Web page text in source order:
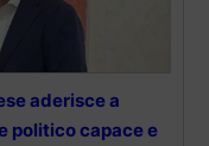
aderisce a
politico capace e